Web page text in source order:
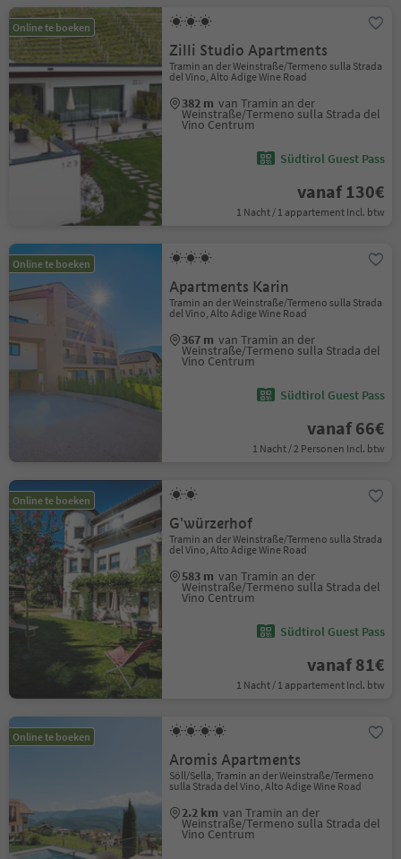
Online te boeken
Zilli Studio Apartments
Tramin an der Weinstraße/Termeno sulla Strada
del Vino, Alto Adige Wine Road
382 m van Tramin an der
Weinstraße/Termeno sulla Strada del
Vino Centrum
Südtirol Guest Pass
vanaf 130€
1 Nacht / 1 appartement Incl. btw
Online te boeken
Apartments Karin
Tramin an der Weinstraße/Termeno sulla Strada
del Vino, Alto Adige Wine Road
367 m van Tramin an der
Weinstraße/Termeno sulla Strada del
Vino Centrum
Südtirol Guest Pass
vanaf 66€
1 Nacht / 2 Personen Incl. btw
Online te boeken
G'würzerhof
Tramin an der Weinstraße/Termeno sulla Strada
del Vino, Alto Adige Wine Road
583 m van Tramin an der
Weinstraße/Termeno sulla Strada del
Vino Centrum
Südtirol Guest Pass
vanaf 81€
1 Nacht / 1 appartement Incl. btw
Online te boeken
Aromis Apartments
Söll/Sella, Tramin an der Weinstraße/Termeno
sulla Strada del Vino, Alto Adige Wine Road
2.2 km van Tramin an der
Weinstraße/Termeno sulla Strada del
Vino Centrum